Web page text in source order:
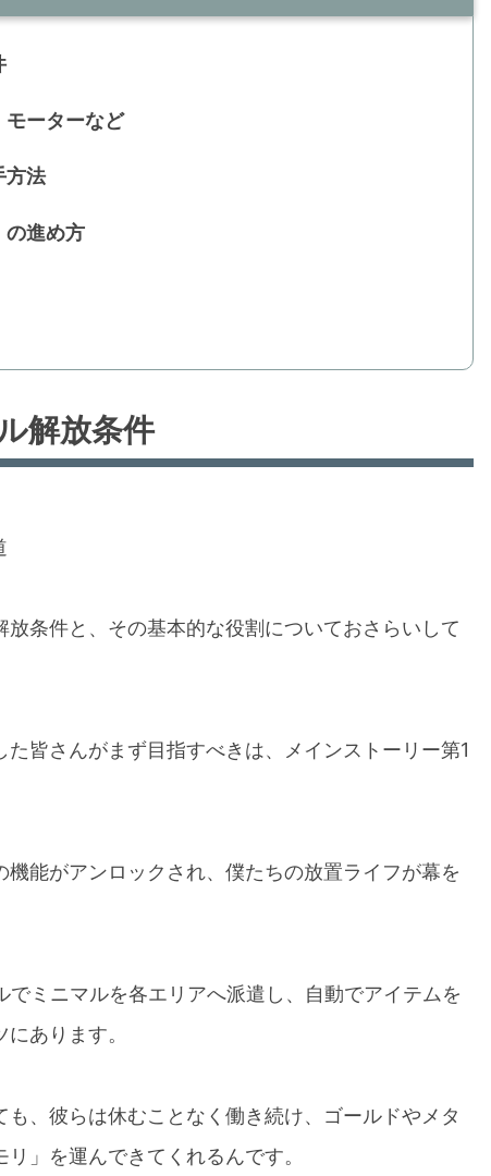
モーターなど
方法
の進め方
解放条件
条件と、その基本的な役割についておさらいして
皆さんがまず目指すべきは、メインストーリー第1
能がアンロックされ、僕たちの放置ライフが幕を
ミニマルを各エリアへ派遣し、自動でアイテムを
あります。
、彼らは休むことなく働き続け、ゴールドやメタ
」を運んできてくれるんです。